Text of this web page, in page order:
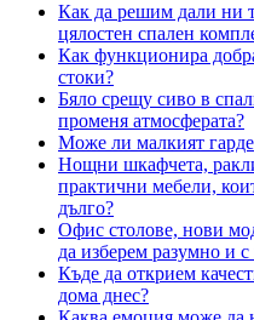
Как да решим дали ни
цялостен спален
Как функционира
стоки?
Бяло срещу сиво в
променя атмосферата?
Може ли малкият
Нощни шкафчета,
практични мебели,
дълго?
Офис столове, нови
да изберем разумно и
Къде да открием
дома днес?